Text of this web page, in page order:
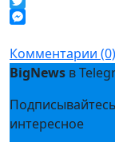
Twitter
Комментарии (0)
BigNews в
интересное